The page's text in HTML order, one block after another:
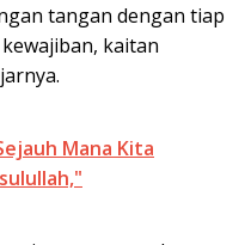
tangan dengan tiap
kaitan
Mana Kita